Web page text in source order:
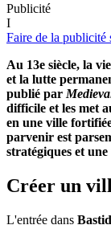
Publicité
I
Faire de la
Au 13e siècle, la
et la lutte
publié par
difficile et les met
en une ville
parvenir est
stratégiques et
Créer un
L'entrée dans